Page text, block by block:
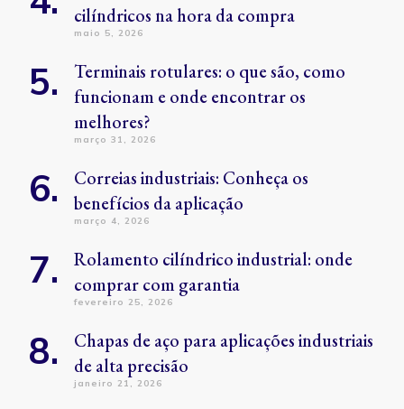
cilíndricos na hora da compra
maio 5, 2026
Terminais rotulares: o que são, como
funcionam e onde encontrar os
melhores?
março 31, 2026
Correias industriais: Conheça os
benefícios da aplicação
março 4, 2026
Rolamento cilíndrico industrial: onde
comprar com garantia
fevereiro 25, 2026
Chapas de aço para aplicações industriais
de alta precisão
janeiro 21, 2026